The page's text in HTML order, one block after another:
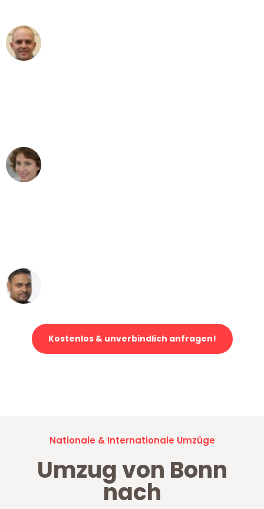
Kostenlos & unverbindlich anfragen!
Nationale & Internationale Umzüge
Umzug von Bonn
nach